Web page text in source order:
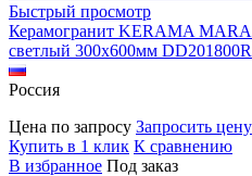
Быстрый просмотр
Керамогранит KERAMA
светлый 300х600мм DD201800R
Россия
Цена по запросу Запросить цену
Купить в 1 клик К сравнению
В избранное Под заказ